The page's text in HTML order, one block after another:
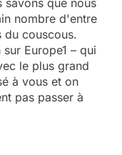
nombre d'entre
du couscous.
Europe1 – qui
le plus grand
à vous et on
pas passer à